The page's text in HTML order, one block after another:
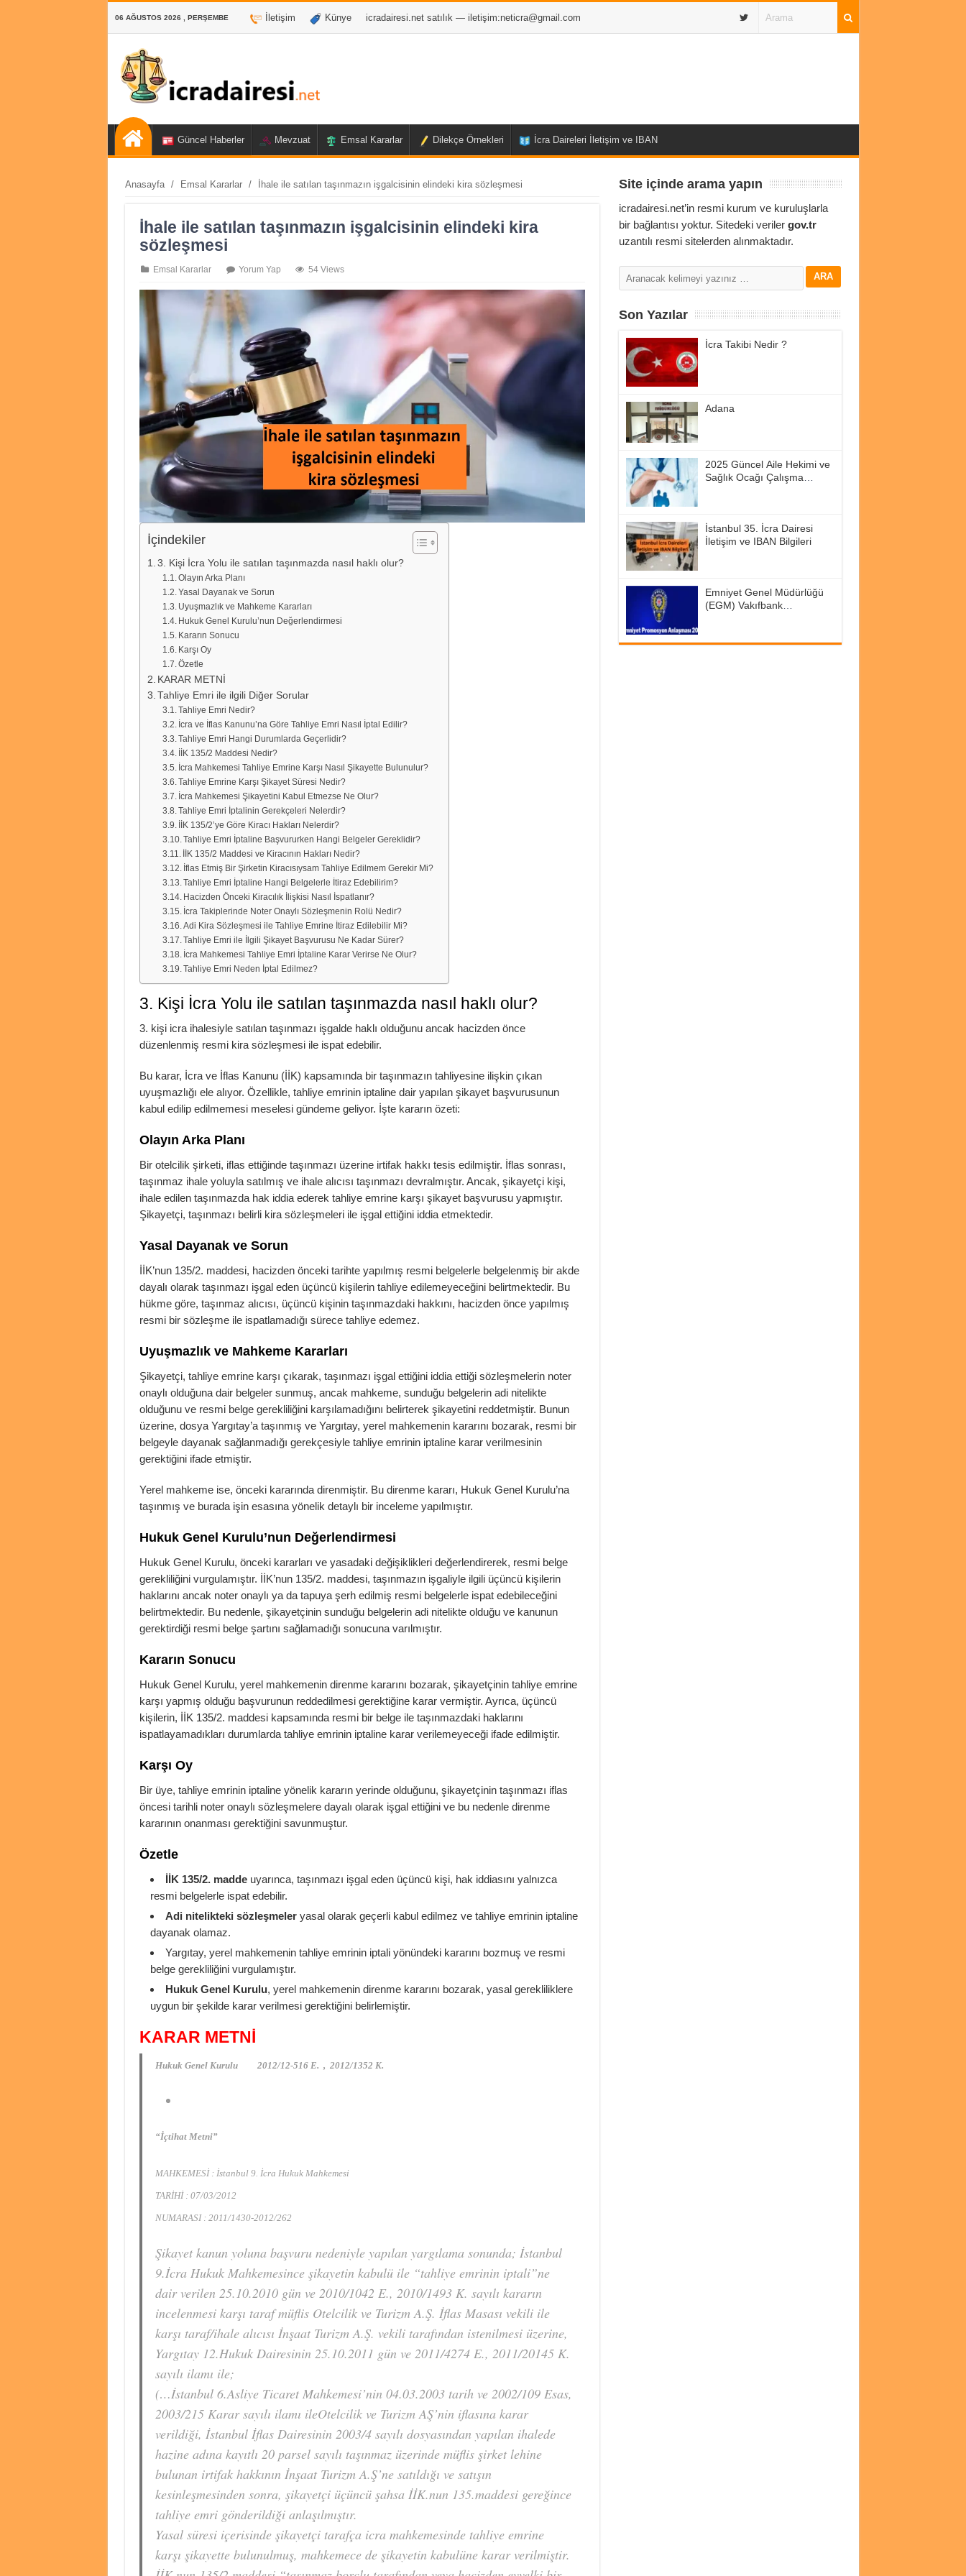
06 AĞUSTOS 2026 , PERŞEMBE İletişim Künye icradairesi.net satılık — iletişim:neticra@gmail.com
Güncel Haberler Mevzuat Emsal Kararlar Dilekçe Örnekleri İcra Daireleri İletişim ve IBAN
Anasayfa / Emsal Kararlar / İhale ile satılan taşınmazın işgalcisinin elindeki kira sözleşmesi
İhale ile satılan taşınmazın işgalcisinin elindeki kira
sözleşmesi
Emsal Kararlar Yorum Yap 54 Views
İçindekiler
3. Kişi İcra Yolu ile satılan taşınmazda nasıl haklı olur?
Olayın Arka Planı
Yasal Dayanak ve Sorun
Uyuşmazlık ve Mahkeme Kararları
Hukuk Genel Kurulu’nun Değerlendirmesi
Kararın Sonucu
Karşı Oy
Özetle
KARAR METNİ
Tahliye Emri ile ilgili Diğer Sorular
Tahliye Emri Nedir?
İcra ve İflas Kanunu’na Göre Tahliye Emri Nasıl İptal Edilir?
Tahliye Emri Hangi Durumlarda Geçerlidir?
İİK 135/2 Maddesi Nedir?
İcra Mahkemesi Tahliye Emrine Karşı Nasıl Şikayette Bulunulur?
Tahliye Emrine Karşı Şikayet Süresi Nedir?
İcra Mahkemesi Şikayetini Kabul Etmezse Ne Olur?
Tahliye Emri İptalinin Gerekçeleri Nelerdir?
İİK 135/2’ye Göre Kiracı Hakları Nelerdir?
Tahliye Emri İptaline Başvururken Hangi Belgeler Gereklidir?
İİK 135/2 Maddesi ve Kiracının Hakları Nedir?
İflas Etmiş Bir Şirketin Kiracısıysam Tahliye Edilmem Gerekir Mi?
Tahliye Emri İptaline Hangi Belgelerle İtiraz Edebilirim?
Hacizden Önceki Kiracılık İlişkisi Nasıl İspatlanır?
İcra Takiplerinde Noter Onaylı Sözleşmenin Rolü Nedir?
Adi Kira Sözleşmesi ile Tahliye Emrine İtiraz Edilebilir Mi?
Tahliye Emri ile İlgili Şikayet Başvurusu Ne Kadar Sürer?
İcra Mahkemesi Tahliye Emri İptaline Karar Verirse Ne Olur?
Tahliye Emri Neden İptal Edilmez?
3. Kişi İcra Yolu ile satılan taşınmazda nasıl haklı olur?
3. kişi icra ihalesiyle satılan taşınmazı işgalde haklı olduğunu ancak hacizden önce
düzenlenmiş resmi kira sözleşmesi ile ispat edebilir.
Bu karar, İcra ve İflas Kanunu (İİK) kapsamında bir taşınmazın tahliyesine ilişkin çıkan
uyuşmazlığı ele alıyor. Özellikle, tahliye emrinin iptaline dair yapılan şikayet başvurusunun
kabul edilip edilmemesi meselesi gündeme geliyor. İşte kararın özeti:
Olayın Arka Planı
Bir otelcilik şirketi, iflas ettiğinde taşınmazı üzerine irtifak hakkı tesis edilmiştir. İflas sonrası,
taşınmaz ihale yoluyla satılmış ve ihale alıcısı taşınmazı devralmıştır. Ancak, şikayetçi kişi,
ihale edilen taşınmazda hak iddia ederek tahliye emrine karşı şikayet başvurusu yapmıştır.
Şikayetçi, taşınmazı belirli kira sözleşmeleri ile işgal ettiğini iddia etmektedir.
Yasal Dayanak ve Sorun
İİK’nun 135/2. maddesi, hacizden önceki tarihte yapılmış resmi belgelerle belgelenmiş bir akde
dayalı olarak taşınmazı işgal eden üçüncü kişilerin tahliye edilemeyeceğini belirtmektedir. Bu
hükme göre, taşınmaz alıcısı, üçüncü kişinin taşınmazdaki hakkını, hacizden önce yapılmış
resmi bir sözleşme ile ispatlamadığı sürece tahliye edemez.
Uyuşmazlık ve Mahkeme Kararları
Şikayetçi, tahliye emrine karşı çıkarak, taşınmazı işgal ettiğini iddia ettiği sözleşmelerin noter
onaylı olduğuna dair belgeler sunmuş, ancak mahkeme, sunduğu belgelerin adi nitelikte
olduğunu ve resmi belge gerekliliğini karşılamadığını belirterek şikayetini reddetmiştir. Bunun
üzerine, dosya Yargıtay’a taşınmış ve Yargıtay, yerel mahkemenin kararını bozarak, resmi bir
belgeyle dayanak sağlanmadığı gerekçesiyle tahliye emrinin iptaline karar verilmesinin
gerektiğini ifade etmiştir.
Yerel mahkeme ise, önceki kararında direnmiştir. Bu direnme kararı, Hukuk Genel Kurulu’na
taşınmış ve burada işin esasına yönelik detaylı bir inceleme yapılmıştır.
Hukuk Genel Kurulu’nun Değerlendirmesi
Hukuk Genel Kurulu, önceki kararları ve yasadaki değişiklikleri değerlendirerek, resmi belge
gerekliliğini vurgulamıştır. İİK’nun 135/2. maddesi, taşınmazın işgaliyle ilgili üçüncü kişilerin
haklarını ancak noter onaylı ya da tapuya şerh edilmiş resmi belgelerle ispat edebileceğini
belirtmektedir. Bu nedenle, şikayetçinin sunduğu belgelerin adi nitelikte olduğu ve kanunun
gerektirdiği resmi belge şartını sağlamadığı sonucuna varılmıştır.
Kararın Sonucu
Hukuk Genel Kurulu, yerel mahkemenin direnme kararını bozarak, şikayetçinin tahliye emrine
karşı yapmış olduğu başvurunun reddedilmesi gerektiğine karar vermiştir. Ayrıca, üçüncü
kişilerin, İİK 135/2. maddesi kapsamında resmi bir belge ile taşınmazdaki haklarını
ispatlayamadıkları durumlarda tahliye emrinin iptaline karar verilemeyeceği ifade edilmiştir.
Karşı Oy
Bir üye, tahliye emrinin iptaline yönelik kararın yerinde olduğunu, şikayetçinin taşınmazı iflas
öncesi tarihli noter onaylı sözleşmelere dayalı olarak işgal ettiğini ve bu nedenle direnme
kararının onanması gerektiğini savunmuştur.
Özetle
İİK 135/2. maddeuyarınca, taşınmazı işgal eden üçüncü kişi, hak iddiasını yalnızca
resmi belgelerle ispat edebilir.
Adi nitelikteki sözleşmeleryasal olarak geçerli kabul edilmez ve tahliye emrinin iptaline
dayanak olamaz.
Yargıtay, yerel mahkemenin tahliye emrinin iptali yönündeki kararını bozmuş ve resmi
belge gerekliliğini vurgulamıştır.
Hukuk Genel Kurulu, yerel mahkemenin direnme kararını bozarak, yasal gerekliliklere
uygun bir şekilde karar verilmesi gerektiğini belirlemiştir.
KARAR METNİ
Hukuk Genel Kurulu 2012/12-516 E. , 2012/1352 K.
“İçtihat Metni”
MAHKEMESİ : İstanbul 9. İcra Hukuk Mahkemesi
TARİHİ : 07/03/2012
NUMARASI : 2011/1430-2012/262
Şikayet kanun yoluna başvuru nedeniyle yapılan yargılama sonunda; İstanbul
9.İcra Hukuk Mahkemesince şikayetin kabulü ile “tahliye emrinin iptali”ne
dair verilen 25.10.2010 gün ve 2010/1042 E., 2010/1493 K. sayılı kararın
incelenmesi karşı taraf müflis Otelcilik ve Turizm A.Ş. İflas Masası vekili ile
karşı taraf/ihale alıcısı İnşaat Turizm A.Ş. vekili tarafından istenilmesi üzerine,
Yargıtay 12.Hukuk Dairesinin 25.10.2011 gün ve 2011/4274 E., 2011/20145 K.
sayılı ilamı ile;
(…İstanbul 6.Asliye Ticaret Mahkemesi’nin 04.03.2003 tarih ve 2002/109 Esas,
2003/215 Karar sayılı ilamı ileOtelcilik ve Turizm AŞ’nin iflasına karar
verildiği, İstanbul İflas Dairesinin 2003/4 sayılı dosyasından yapılan ihalede
hazine adına kayıtlı 20 parsel sayılı taşınmaz üzerinde müflis şirket lehine
bulunan irtifak hakkının İnşaat Turizm A.Ş’ne satıldığı ve satışın
kesinleşmesinden sonra, şikayetçi üçüncü şahsa İİK.nun 135.maddesi gereğince
tahliye emri gönderildiği anlaşılmıştır.
Yasal süresi içerisinde şikayetçi tarafça icra mahkemesinde tahliye emrine
karşı şikayette bulunulmuş, mahkemece de şikayetin kabulüne karar verilmiştir.
Site içinde arama yapın
icradairesi.net’in resmi kurum ve kuruluşlarla
bir bağlantısı yoktur. Sitedeki veriler gov.tr
uzantılı resmi sitelerden alınmaktadır.
Son Yazılar
İcra Takibi Nedir ?
Adana
2025 Güncel Aile Hekimi ve
Sağlık Ocağı Çalışma
İstanbul 35. İcra Dairesi
İletişim ve IBAN Bilgileri
Emniyet Genel Müdürlüğü
(EGM) Vakıfbank